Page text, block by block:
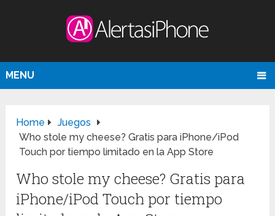
MENU
Home
Juegos
Who stole my cheese? Gratis para iPhone/iPod
Touch por tiempo limitado en la App Store
Who stole my cheese? Gratis para
iPhone/iPod Touch por tiempo